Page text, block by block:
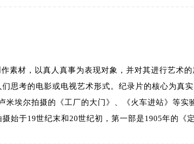
素材，以真人真事为表现对象，并对其进行艺术
思考的电影或电视艺术形式。纪录片的核心为真
米埃尔拍摄的《工厂的大门》、《火车进站》等实
始于19世纪末和20世纪初，第一部是1905年的《定